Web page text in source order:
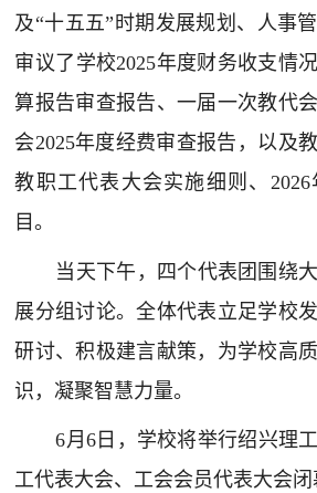
及“十五五”时期发展规划、人事
审议了学校2025年度财务收支情
算报告审查报告、一届一次教代
会2025年度经费审查报告，以及
教职工代表大会实施细则、
目。
当天下午，四个代表团围绕
展分组讨论。全体代表立足学校
研讨、积极建言献策，为学校高
识，凝聚智慧力量。
6月6日，学校将举行绍兴理
工代表大会、工会会员代表大会闭